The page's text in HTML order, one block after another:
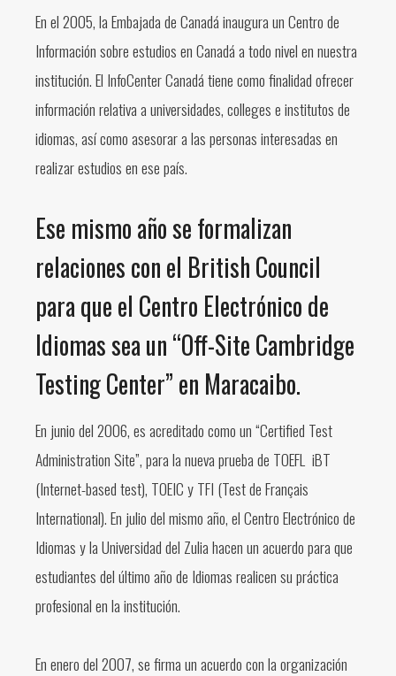
En el 2005, la Embajada de Canadá inaugura un Centro de
Información sobre estudios en Canadá a todo nivel en nuestra
institución. El InfoCenter Canadá tiene como finalidad ofrecer
información relativa a universidades, colleges e institutos de
idiomas, así como asesorar a las personas interesadas en
realizar estudios en ese país.
Ese mismo año se formalizan
relaciones con el British Council
para que el Centro Electrónico de
Idiomas sea un “Off-Site Cambridge
Testing Center” en Maracaibo.
En junio del 2006, es acreditado como un “Certified Test
Administration Site”, para la nueva prueba de TOEFL iBT
(Internet-based test), TOEIC y TFI (Test de Français
International). En julio del mismo año, el Centro Electrónico de
Idiomas y la Universidad del Zulia hacen un acuerdo para que
estudiantes del último año de Idiomas realicen su práctica
profesional en la institución.
En enero del 2007, se firma un acuerdo con la organización